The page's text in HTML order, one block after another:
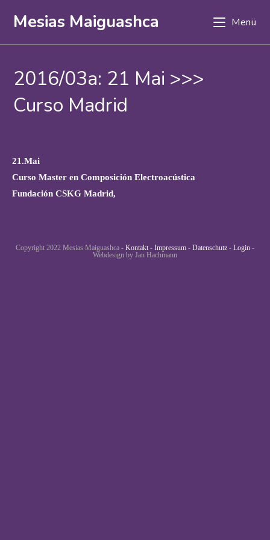
InhaltMesias Maiguashca Menü
2016/03a: 21 Mai >>>
Curso Madrid
21.Mai
Curso Master en Composición Electroacústica
Fundación CSKG Madrid,
Copyright 2022 Mesias Maiguashca - Kontakt - Impressum - Datenschutz - Login -
Webdesign by Jan Hachmann